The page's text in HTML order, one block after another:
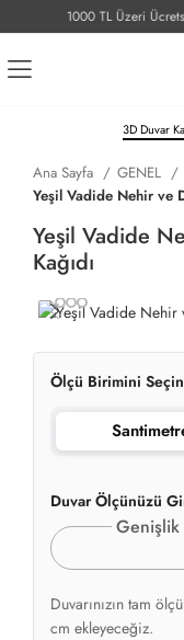
1000 TL Üzeri
3D Duvar
Ana Sayfa GENEL
Yeşil Vadide Nehir ve
Yeşil Vadide
Kağıdı
Ölçü Birimini Seçin
Duvar Ölçünüzü
Genişlik
Duvarınızın tam
cm ekleyeceğiz.